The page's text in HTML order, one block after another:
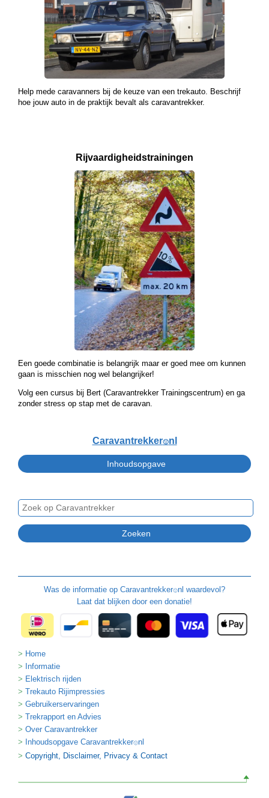
Help mede caravanners bij de keuze van een trekauto. Beschrijf
hoe jouw auto in de praktijk bevalt als caravantrekker.
Rijvaardigheids­trainingen
Een goede combinatie is belangrijk maar er goed mee om kunnen
gaan is misschien nog wel belangrijker!
Volg een cursus bij Bert (Caravantrekker Trainingscentrum) en ga
zonder stress op stap met de caravan.
Caravantrekker🙂nl
Was de informatie op Caravantrekker🙂nl waardevol?
Laat dat blijken door een donatie!
Home
Informatie
Elektrisch rijden
Trekauto Rijimpressies
Gebruikerservaringen
Trekrapport en Advies
Over Caravantrekker
Inhoudsopgave Caravantrekker🙂nl
Copyright, Disclaimer, Privacy & Contact